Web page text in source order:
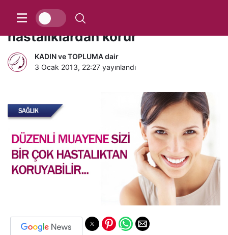
Düzenli muayene sizi
hastalıklardan korur
KADIN ve TOPLUMA dair
3 Ocak 2013, 22:27 yayınlandı